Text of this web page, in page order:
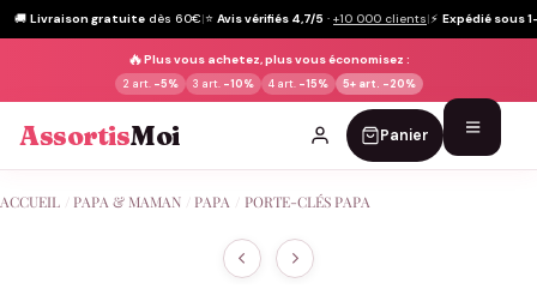
🚚 Livraison gratuite dès 60€|⭐ Avis vérifiés 4,7/5 · +10 000 clients|⚡ Expédié sous
🔥Plus vous achetez, plus vous économisez :
2 art. -5% 3 art. -10% 4 art. -15% 5+ art. -20%
AssortisMoi Panier
au
ACCUEIL PAPA & MAMAN PAPA PORTE-CLÉS PAPA